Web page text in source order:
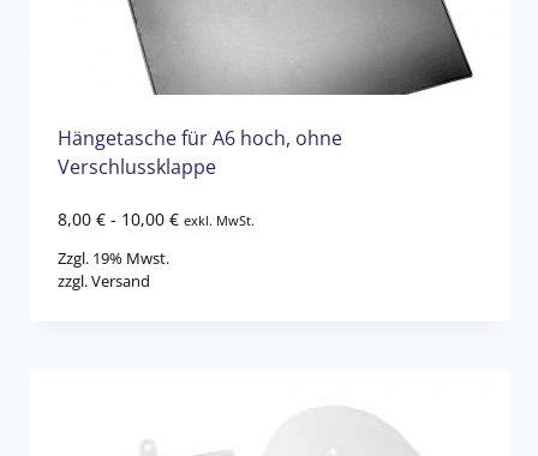
Hängetasche für A6 hoch, ohne
Verschlussklappe
8,00 € - 10,00 € exkl. MwSt.
Zzgl. 19% Mwst.
zzgl.Versand